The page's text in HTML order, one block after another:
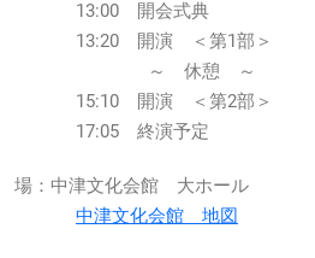
州
地
区
俗
芸
会
開会式典
開演 ＜第1部＞
休憩 ～
開演 ＜第2部＞
終演予定
中津文化会館 大ホール
中津文化会館 地図